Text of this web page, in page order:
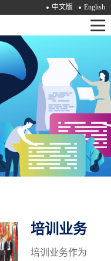
中文版 English
培训业务
培训业务作为